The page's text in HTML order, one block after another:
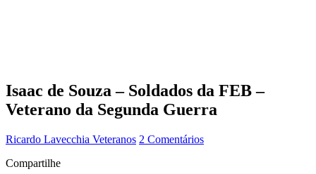
Isaac de Souza – Soldados da FEB –
Veterano da Segunda Guerra
Ricardo Lavecchia Veteranos 2 Comentários
Compartilhe